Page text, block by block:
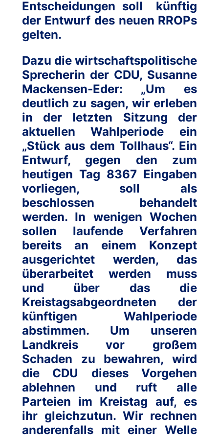
Entscheidungen soll künftig
der Entwurf des neuen RROPs
gelten.
Dazu die wirtschaftspolitische
Sprecherin der CDU, Susanne
Mackensen-Eder: „Um es
deutlich zu sagen, wir erleben
in der letzten Sitzung der
aktuellen Wahlperiode ein
„Stück aus dem Tollhaus“. Ein
Entwurf, gegen den zum
heutigen Tag 8367 Eingaben
vorliegen, soll als
beschlossen behandelt
werden. In wenigen Wochen
sollen laufende Verfahren
bereits an einem Konzept
ausgerichtet werden, das
überarbeitet werden muss
und über das die
Kreistagsabgeordneten der
künftigen Wahlperiode
abstimmen. Um unseren
Landkreis vor großem
Schaden zu bewahren, wird
die CDU dieses Vorgehen
ablehnen und ruft alle
Parteien im Kreistag auf, es
ihr gleichzutun. Wir rechnen
anderenfalls mit einer Welle